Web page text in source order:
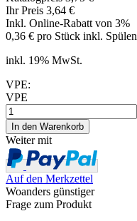
Ihr Preis 3,64 €
Inkl. Online-Rabatt von 3%
0,36 € pro Stück inkl. Spülen
inkl. 19% MwSt.
VPE:
VPE
Weiter mit
Auf den Merkzettel
Woanders günstiger
Frage zum Produkt